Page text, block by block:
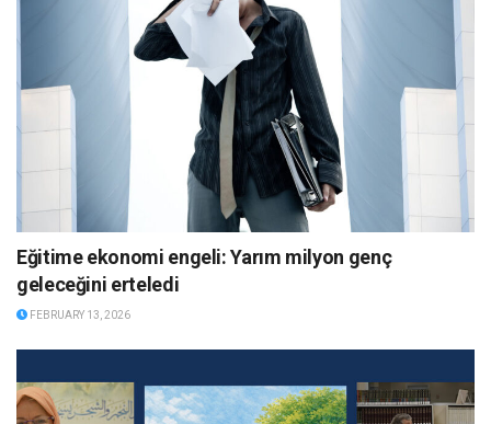
Eğitime ekonomi engeli: Yarım milyon genç
geleceğini erteledi
FEBRUARY 13, 2026